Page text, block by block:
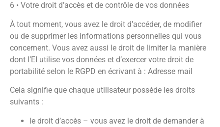
6 • Votre droit d’accès et de contrôle de vos données
À tout moment, vous avez le droit d’accéder, de modifier
ou de supprimer les informations personnelles qui vous
concernent. Vous avez aussi le droit de limiter la manière
dont l’EI utilise vos données et d’exercer votre droit de
portabilité selon le RGPD en écrivant à : Adresse mail
Cela signifie que chaque utilisateur possède les droits
suivants :
le droit d’accès – vous avez le droit de demander à